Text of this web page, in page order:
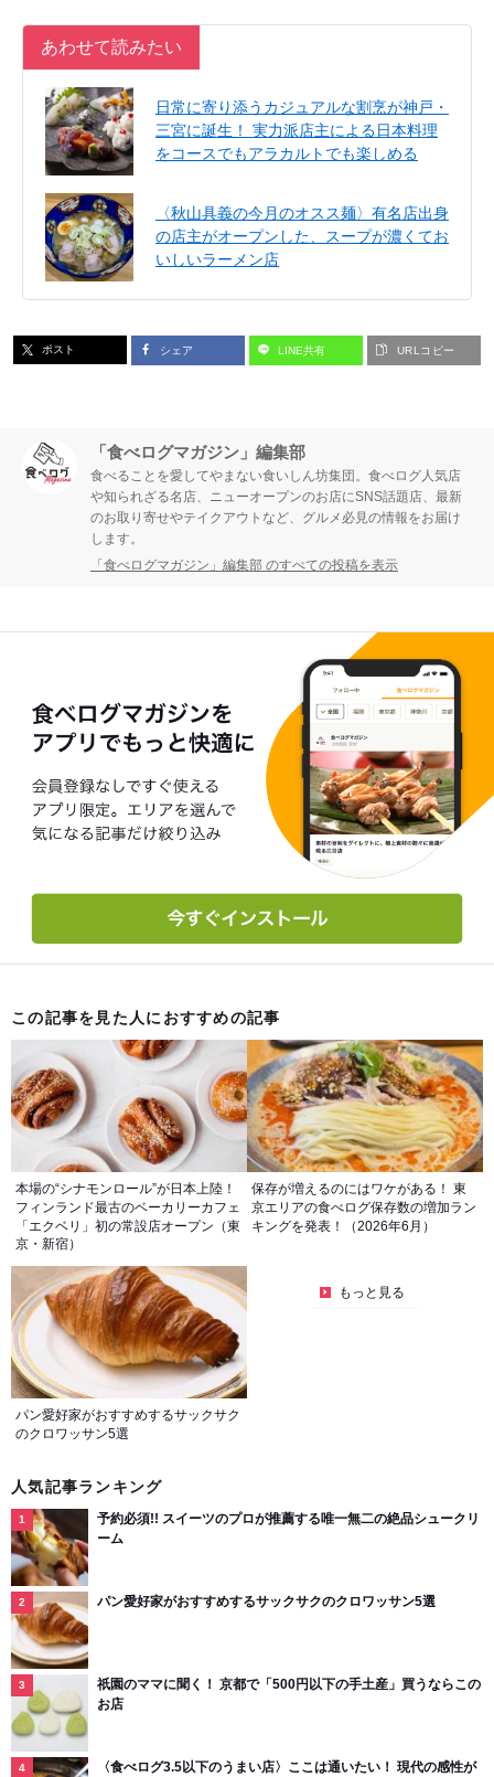
あわせて読みたい
日常に寄り添うカジュアルな割烹が神戸・
三宮に誕生！ 実力派店主による日本料理
をコースでもアラカルトでも楽しめる
〈秋山具義の今月のオスス麺〉有名店出身
の店主がオープンした、スープが濃くてお
いしいラーメン店
ポスト シェア LINE共有 URLコピー
「食べログマガジン」編集部
食べることを愛してやまない食いしん坊集団。食べログ人気店
や知られざる名店、ニューオープンのお店にSNS話題店、最新
のお取り寄せやテイクアウトなど、グルメ必見の情報をお届け
します。
「食べログマガジン」編集部 のすべての投稿を表示
この記事を見た人におすすめの記事
本場の“シナモンロール”が日本上陸！
フィンランド最古のベーカリーカフェ
「エクベリ」初の常設店オープン（東
京・新宿）
保存が増えるのにはワケがある！ 東
京エリアの食べログ保存数の増加ラン
キングを発表！（2026年6月）
パン愛好家がおすすめするサックサク
のクロワッサン5選
もっと見る
人気記事ランキング
予約必須!! スイーツのプロが推薦する唯一無二の絶品シュークリ
ーム
パン愛好家がおすすめするサックサクのクロワッサン5選
祇園のママに聞く！ 京都で「500円以下の手土産」買うならこの
お店
〈食べログ3.5以下のうまい店〉ここは通いたい！ 現代の感性が